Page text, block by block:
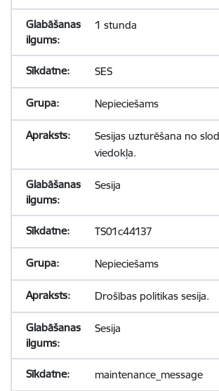
1 stunda
SES
Nepieciešams
Sesijas uzturēšana no
viedokļa.
Sesija
TS01c44137
Nepieciešams
Drošības politikas sesija.
Sesija
maintenance_message